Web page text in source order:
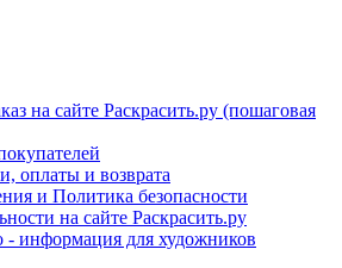
на сайте Раскрасить.ру (пошаговая
оплаты и возврата
и Политика безопасности
на сайте Раскрасить.ру
- информация для художников